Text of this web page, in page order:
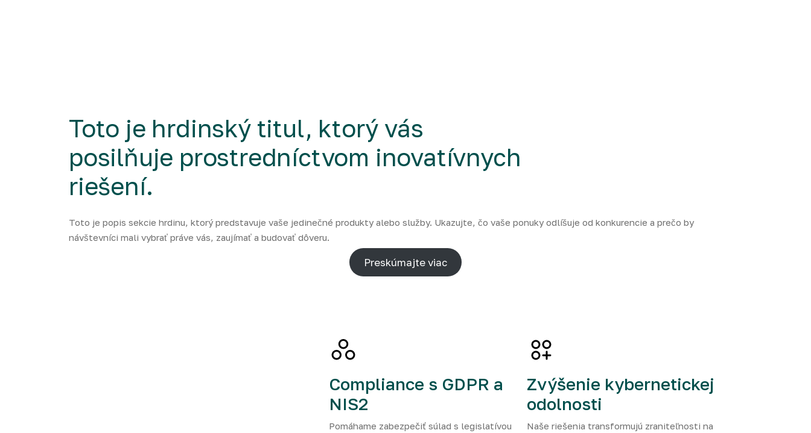
Toto je hrdinský titul, ktorý vás
posilňuje prostredníctvom inovatívnych
riešení.
Toto je popis sekcie hrdinu, ktorý predstavuje vaše jedinečné produkty alebo služby. Ukazujte, čo vaše ponuky odlíšuje od konkurencie a prečo by
návštevníci mali vybrať práve vás, zaujímať a budovať dôveru.
Preskúmajte viac
Compliance s GDPR a
NIS2
Pomáhame zabezpečiť súlad s legislatívou
Zvýšenie kybernetickej
odolnosti
Naše riešenia transformujú zraniteľnosti na